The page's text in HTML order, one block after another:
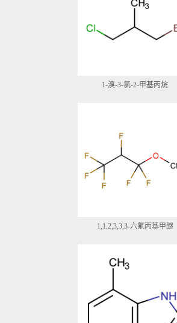
1-溴-3-氯-2-甲基丙烷
1,1,2,3,3,3-六氟丙基甲醚